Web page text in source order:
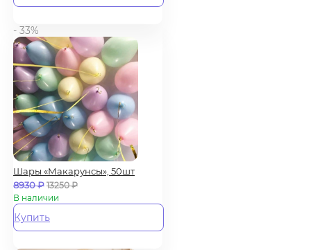
- 33%
Шары «Макарунсы», 50шт
8930₽ 13250₽
В наличии
Купить